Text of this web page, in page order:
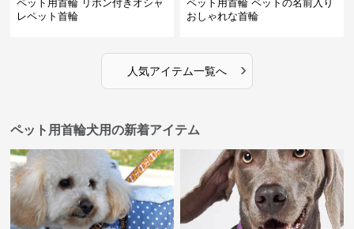
ペット用首輪 リボン付きオシャ
レペット首輪
ペット用首輪 ペットの名前入り
おしゃれな首輪
人気アイテム一覧へ ›
ペット用首輪犬用の新着アイテム